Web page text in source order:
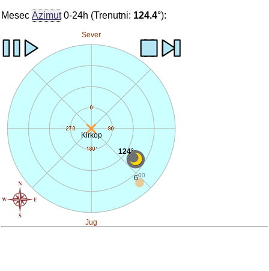
Mesec Azimut0-24h (Trenutni: 124.4°):
Sever
Kirkop
600
124°
Jug